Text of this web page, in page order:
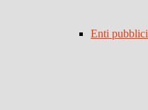
Enti